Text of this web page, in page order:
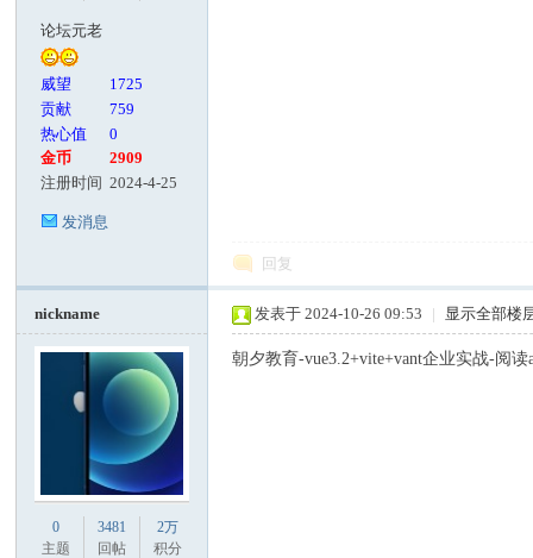
论坛元老
威望
1725
贡献
759
热心值
0
金币
2909
注册时间 2024-4-25
发消息
回复
nickname
0
主题
3481
回帖
2万
积分
发表于 2024-10-26 09:53 | 显示全部楼
朝夕教育-vue3.2+vite+vant企业实战-阅读